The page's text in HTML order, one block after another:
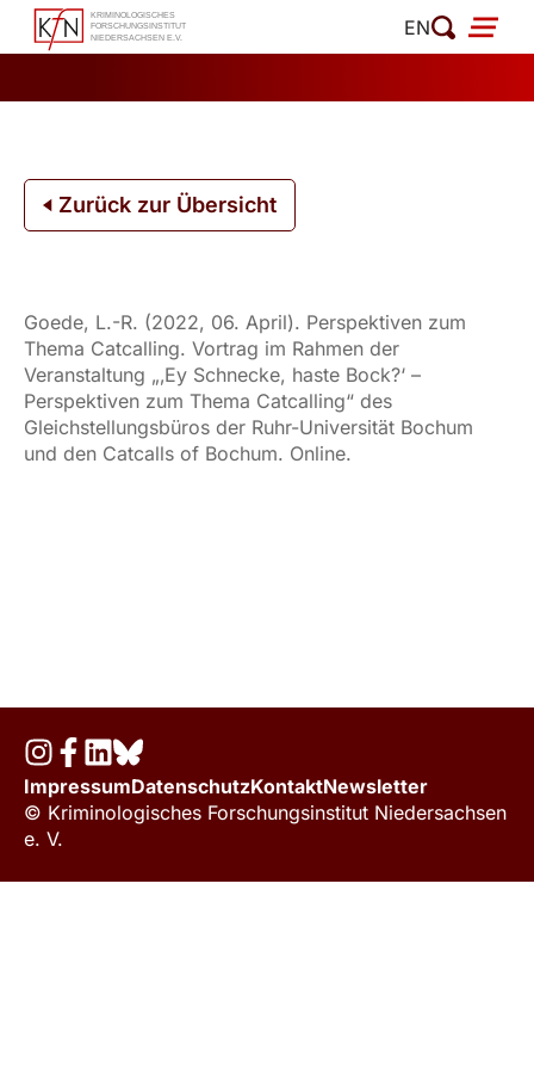
Zum
Inhalt
EN
Zurück zur Übersicht
Goede, L.-R. (2022, 06. April). Perspektiven zum
Thema Catcalling. Vortrag im Rahmen der
Veranstaltung „‚Ey Schnecke, haste Bock?‘ –
Perspektiven zum Thema Catcalling“ des
Gleichstellungsbüros der Ruhr-Universität Bochum
und den Catcalls of Bochum. Online.
ImpressumDatenschutzKontaktNewsletter
© Kriminologisches Forschungsinstitut Niedersachsen
e. V.